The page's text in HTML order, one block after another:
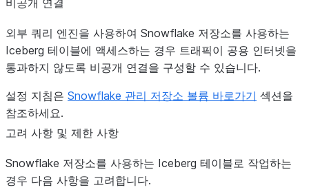
비공개 연결
외부 쿼리 엔진을 사용하여 Snowflake 저장소를 사용하는
Iceberg 테이블에 액세스하는 경우 트래픽이 공용 인터넷을
통과하지 않도록 비공개 연결을 구성할 수 있습니다.
설정 지침은 Snowflake 관리 저장소 볼륨 바로가기 섹션을
참조하세요.
고려 사항 및 제한 사항
Snowflake 저장소를 사용하는 Iceberg 테이블로 작업하는
경우 다음 사항을 고려합니다.